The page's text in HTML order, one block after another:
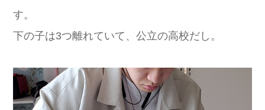
す。
下の子は3つ離れていて、公立の高校だし。